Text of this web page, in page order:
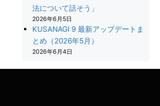
法について話そう」
2026年6月5日
KUSANAGI 9 最新アップデートま
とめ（2026年5月）
2026年6月4日